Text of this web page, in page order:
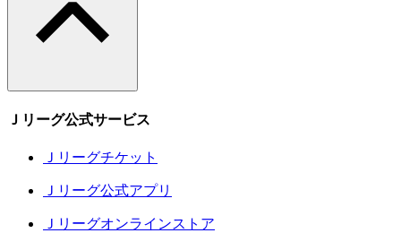
Ｊリーグ公式サービス
Ｊリーグチケット
Ｊリーグ公式アプリ
Ｊリーグオンラインストア